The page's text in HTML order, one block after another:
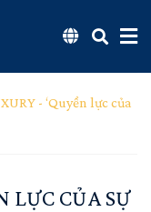
- ‘Quyền lực của
LỰC CỦA SỰ